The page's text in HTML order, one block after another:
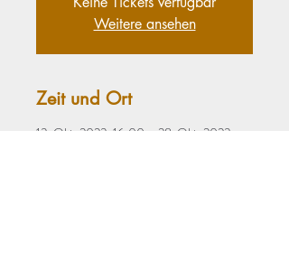
Weitere ansehen
Zeit und Ort
13. Okt. 2023, 16:00 – 28. Okt. 2023,